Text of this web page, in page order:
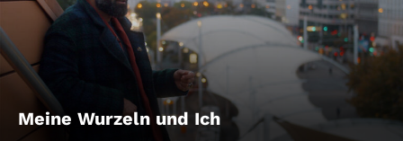
Meine Wurzeln und Ich